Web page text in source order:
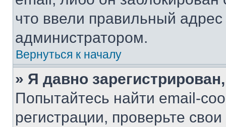
что ввели правильный адрес
администратором.
Вернуться к началу
» Я давно
Попытайтесь найти email-
регистрации, проверьте